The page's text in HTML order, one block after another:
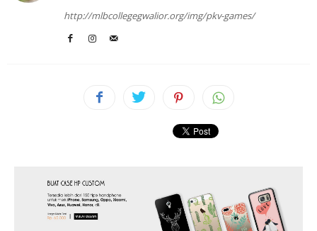
http://mlbcollegegwalior.org/img/pkv-games/